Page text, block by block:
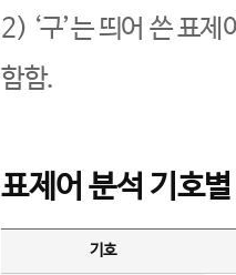
2) ‘구’는 띄어 쓴 표
함함.
표제어 분석 기호
기호